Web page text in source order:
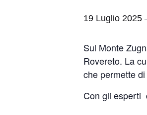
19 Luglio
Sul Monte
Rovereto. La
che permette
Con gli esperti